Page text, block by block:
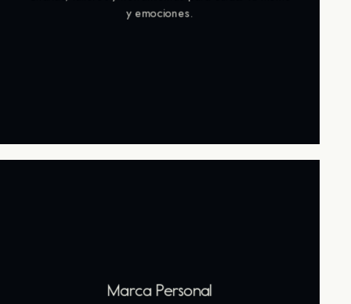
y emociones.
Marca Personal